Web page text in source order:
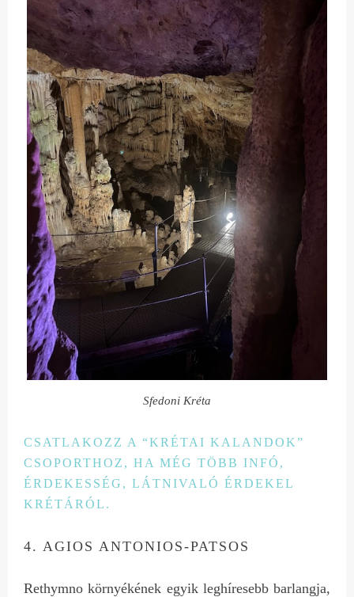
Sfedoni Kréta
CSATLAKOZZ A “KRÉTAI KALANDOK”
CSOPORTHOZ, HA MÉG TÖBB INFÓ,
ÉRDEKESSÉG, LÁTNIVALÓ ÉRDEKEL
KRÉTÁRÓL.
4. AGIOS ANTONIOS-PATSOS
Rethymno környékének egyik leghíresebb barlangja,